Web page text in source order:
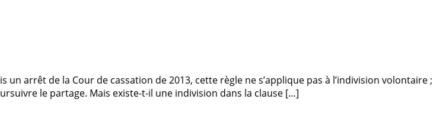
arrêt de la Cour de cassation de 2013, cette règle ne s’applique pas à l’indivision volontaire ;
le partage. Mais existe-t-il une indivision dans la clause […]